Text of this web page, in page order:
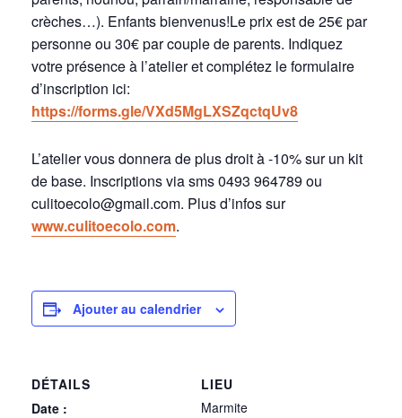
crèches…). Enfants bienvenus!Le prix est de 25€ par
personne ou 30€ par couple de parents. Indiquez
votre présence à l’atelier et complétez le formulaire
d’inscription ici:
https://forms.gle/VXd5MgLXSZqctqUv8
L’atelier vous donnera de plus droit à -10% sur un kit
de base. Inscriptions via sms 0493 964789 ou
culitoecolo@gmail.com. Plus d’infos sur
www.culitoecolo.com.
Ajouter au calendrier
DÉTAILS
Date :
LIEU
Marmite